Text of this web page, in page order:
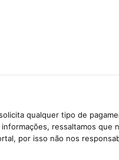
qualquer tipo de
ressaltamos
por isso não nos